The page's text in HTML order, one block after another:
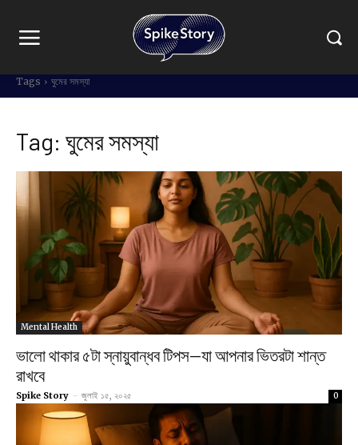
Tags ঘুমের সমস্যা
Tag: ঘুমের সমস্যা
Mental Health
ভালো থাকার ৫টা স্নায়ুবান্ধব টিপস—যা আপনার ভিতরটা শান্ত
রাখবে
Spike Story - জুলাই ১৫, ২০২৫ 0